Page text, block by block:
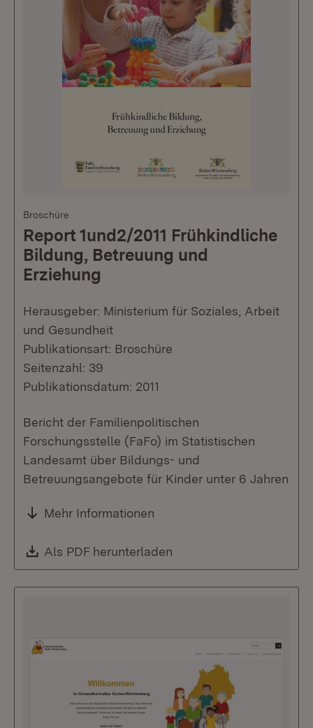
Broschüre
Report 1und2/2011 Frühkindliche
Bildung, Betreuung und
Erziehung
Herausgeber: Ministerium für Soziales, Arbeit
und Gesundheit
Publikationsart: Broschüre
Seitenzahl: 39
Publikationsdatum: 2011
Bericht der Familienpolitischen
Forschungsstelle (FaFo) im Statistischen
Landesamt über Bildungs- und
Betreuungsangebote für Kinder unter 6 Jahren
Mehr Informationen
Download:
Als PDF herunterladen